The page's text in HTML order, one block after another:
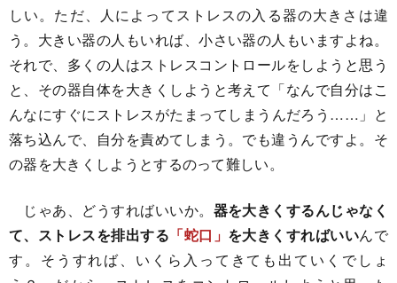
しい。ただ、人によってストレスの入る器の大きさは違
う。大きい器の人もいれば、小さい器の人もいますよね。
それで、多くの人はストレスコントロールをしようと思う
と、その器自体を大きくしようと考えて「なんで自分はこ
んなにすぐにストレスがたまってしまうんだろう……」と
落ち込んで、自分を責めてしまう。でも違うんですよ。そ
の器を大きくしようとするのって難しい。
じゃあ、どうすればいいか。 器を大きくするんじゃなく
て、ストレスを排出する 「蛇口」 を大きくすればいいんで
す。そうすれば、いくら入ってきても出ていくでしょ